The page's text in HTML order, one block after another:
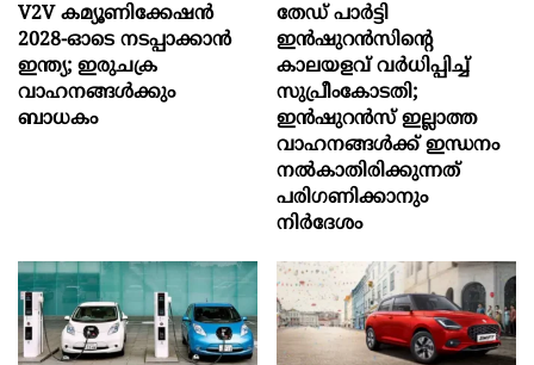
V2V കമ്യൂണിക്കേഷൻ
2028-ഓടെ നടപ്പാക്കാൻ
ഇന്ത്യ; ഇരുചക്ര
വാഹനങ്ങൾക്കും
ബാധകം
തേഡ് പാർട്ടി
ഇൻഷുറൻസിന്റെ
കാലയളവ് വർധിപ്പിച്ച്
സുപ്രീംകോടതി;
ഇൻഷുറൻസ് ഇല്ലാത്ത
വാഹനങ്ങൾക്ക് ഇന്ധനം
നൽകാതിരിക്കുന്നത്
പരിഗണിക്കാനും
നിർദേശം